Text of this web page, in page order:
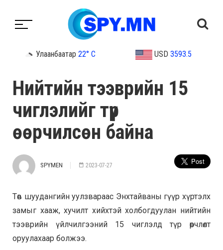
Улаанбаатар 22° C USD 3593.5
Нийтийн тээврийн 15
чиглэлийг түр
өөрчилсөн байна
SPYMEN 2023-07-27
Төв шуудангийн уулзвараас Энхтайваны гүүр хүртэлх
замыг хааж, хучилт хийхтэй холбогдуулан нийтийн
тээврийн үйлчилгээний 15 чиглэлд түр өөрчлөлт
оруулахаар болжээ.